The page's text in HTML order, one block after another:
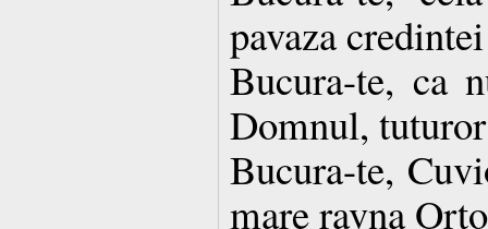
pavaza
Bucura-te, ca
Domnul,
Bucura-te,
mare ravna